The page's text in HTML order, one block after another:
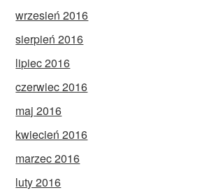
wrzesień 2016
sierpień 2016
lipiec 2016
czerwiec 2016
maj 2016
kwiecień 2016
marzec 2016
luty 2016